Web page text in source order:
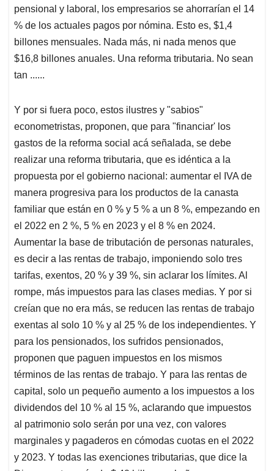
pensional y laboral, los empresarios se ahorrarían el 14
% de los actuales pagos por nómina. Esto es, $1,4
billones mensuales. Nada más, ni nada menos que
$16,8 billones anuales. Una reforma tributaria. No sean
tan ......
Y por si fuera poco, estos ilustres y "sabios"
econometristas, proponen, que para "financiar' los
gastos de la reforma social acá señalada, se debe
realizar una reforma tributaria, que es idéntica a la
propuesta por el gobierno nacional: aumentar el IVA de
manera progresiva para los productos de la canasta
familiar que están en 0 % y 5 % a un 8 %, empezando en
el 2022 en 2 %, 5 % en 2023 y el 8 % en 2024.
Aumentar la base de tributación de personas naturales,
es decir a las rentas de trabajo, imponiendo solo tres
tarifas, exentos, 20 % y 39 %, sin aclarar los límites. Al
rompe, más impuestos para las clases medias. Y por si
creían que no era más, se reducen las rentas de trabajo
exentas al solo 10 % y al 25 % de los independientes. Y
para los pensionados, los sufridos pensionados,
proponen que paguen impuestos en los mismos
términos de las rentas de trabajo. Y para las rentas de
capital, solo un pequeño aumento a los impuestos a los
dividendos del 10 % al 15 %, aclarando que impuestos
al patrimonio solo serán por una vez, con valores
marginales y pagaderos en cómodas cuotas en el 2022
y 2023. Y todas las exenciones tributarias, que dice la